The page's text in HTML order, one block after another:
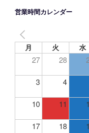
営業時間カレンダー
月 火 水
27 28
3 4
10 11
17 18